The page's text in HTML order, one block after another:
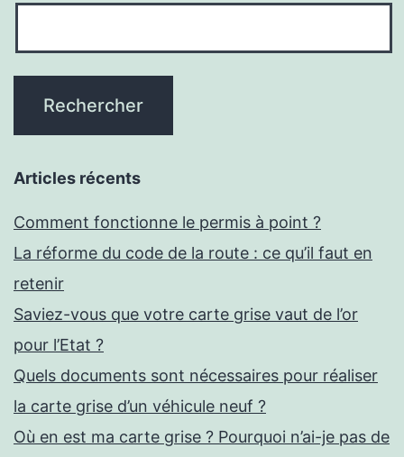
Articles récents
Comment fonctionne le permis à point ?
La réforme du code de la route : ce qu’il faut en
retenir
Saviez-vous que votre carte grise vaut de l’or
pour l’Etat ?
Quels documents sont nécessaires pour réaliser
la carte grise d’un véhicule neuf ?
Où en est ma carte grise ? Pourquoi n’ai-je pas de